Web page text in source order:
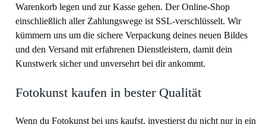
Warenkorb legen und zur Kasse gehen. Der Online-Shop
einschließlich aller Zahlungswege ist SSL-verschlüsselt. Wir
kümmern uns um die sichere Verpackung deines neuen Bildes
und den Versand mit erfahrenen Dienstleistern, damit dein
Kunstwerk sicher und unversehrt bei dir ankommt.
Fotokunst kaufen in bester Qualität
Wenn du Fotokunst bei uns kaufst, investierst du nicht nur in ein